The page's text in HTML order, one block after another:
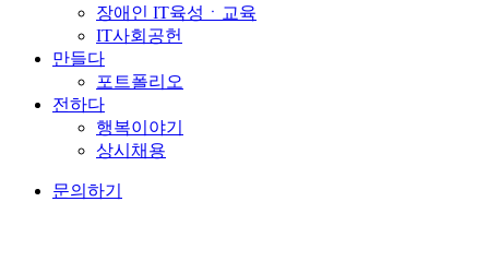
장애인 IT육성ㆍ교육
IT사회공헌
만들다
포트폴리오
전하다
행복이야기
상시채용
문의하기